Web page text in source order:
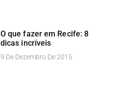
O que fazer em Recife: 8
dicas incríveis
9 De Dezembro De 2015